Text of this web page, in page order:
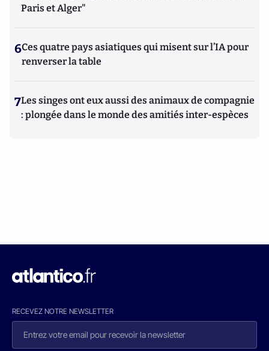
Paris et Alger"
6Ces quatre pays asiatiques qui misent sur l’IA pour
renverser la table
7Les singes ont eux aussi des animaux de compagnie
: plongée dans le monde des amitiés inter-espèces
RECEVEZ NOTRE NEWSLETTER